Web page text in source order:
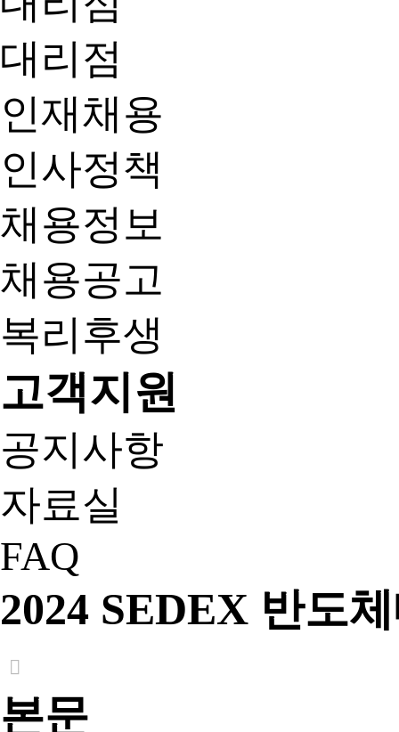
대리점
인재채용
인사정책
채용정보
채용공고
복리후생
고객지원
공지사항
자료실
FAQ
2024 SEDEX 반도
본문